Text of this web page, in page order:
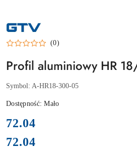
NAZWA
PRODUCENTA:
GTV
(0)
Profil aluminiowy HR
Symbol: A-HR18-300-05
Dostępność:Mało
cena:
72.04
Cena:
72.04